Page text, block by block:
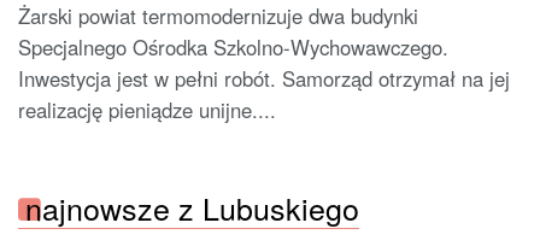
Żarski powiat termomodernizuje dwa budynki
Specjalnego Ośrodka Szkolno-Wychowawczego.
Inwestycja jest w pełni robót. Samorząd otrzymał na jej
realizację pieniądze unijne....
najnowsze z Lubuskiego